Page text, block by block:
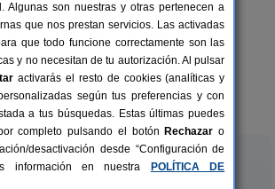
6+6 pers.
desde25 €
El Mas de Tous
de Tous (Barcelona)
Algunas son nuestras y otras pertenecen a
que nos prestan servicios. Las activadas
que todo funcione correctamente son las
y no necesitan de tu autorización. Al pulsar
activarás el resto de cookies (analíticas y
según tus preferencias y con
a tus búsquedas. Estas últimas puedes
completo pulsando el botón Rechazar o
desactivación desde “Configuración de
información en nuestra
POLÍTICA DE